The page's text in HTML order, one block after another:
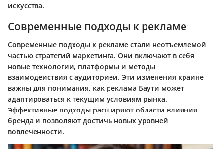
искусства.
Современные подходы к рекламе
Современные подходы к рекламе стали неотъемлемой
частью стратегий маркетинга. Они включают в себя
новые технологии, платформы и методы
взаимодействия с аудиторией. Эти изменения крайне
важны для понимания, как реклама Баути может
адаптироваться к текущим условиям рынка.
Эффективные подходы расширяют области влияния
бренда и позволяют достичь новых уровней
вовлеченности.